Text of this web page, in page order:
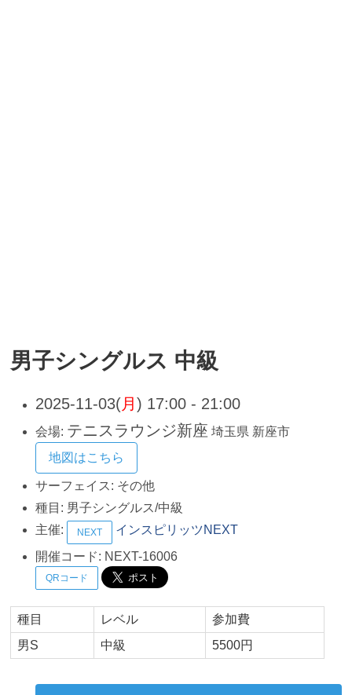
男子シングルス 中級
2025-11-03(月 ) 17:00 - 21:00
会場: テニスラウンジ新座 埼玉県 新座市
地図はこちら
サーフェイス: その他
種目: 男子シングルス/中級
主催:
NEXT
インスピリッツNEXT
開催コード: NEXT-16006
QRコード
種目 レベル
参加費
男S
中級 5500円